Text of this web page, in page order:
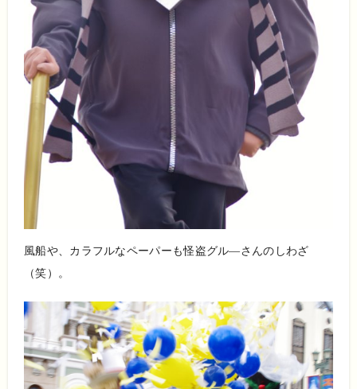
風船や、カラフルなペーパーも怪盗グル―さんのしわざ
（笑）。